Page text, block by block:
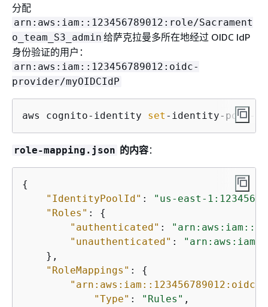
分配
arn:aws:iam::123456789012:role/Sacrament
o_team_S3_admin 给萨克拉曼多所在地经过 OIDC IdP
身份验证的用户：
arn:aws:iam::123456789012:oidc-
provider/myOIDCIdP
aws cognito-identity set -identity-pool-
role-mapping.json 的内容：
{
"IdentityPoolId" :
"us-east-
"Roles" : {
"authenticated" :
"unauthenticated" :
    },
"RoleMappings" : {
"arn:aws:iam::123456789012:oidc-
"Type" : "Rules" ,